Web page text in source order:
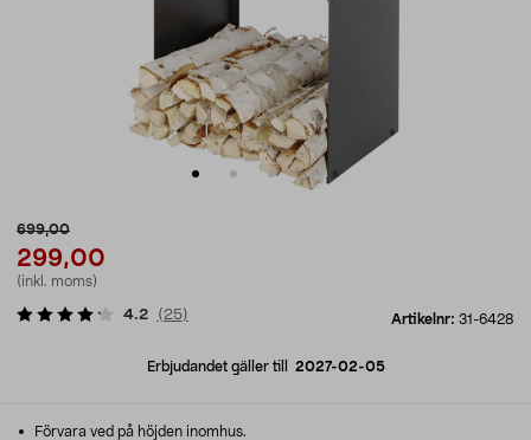
699,00
299,00
(inkl. moms)
Artikelnr: 31-6428
4.2 ( 25)
Erbjudandet gäller till 2027-02-05
Förvara ved på höjden inomhus.